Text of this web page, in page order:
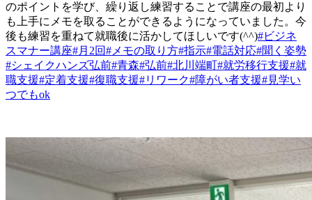
のポイントを学び、繰り返し練習することで講座の最初より
も上手にメモを取ることができるようになっていました。今
後も練習を重ねて就職後に活かしてほしいです(^^)#ビジネ
スマナー講座#月2回#メモの取り方#指示#電話対応#聞く姿勢
#シェイクハンズ弘前#青森#弘前#北川端町#就労移行支援#就
職支援#定着支援#復職支援#リワーク#障がい者支援#見学い
つでもok